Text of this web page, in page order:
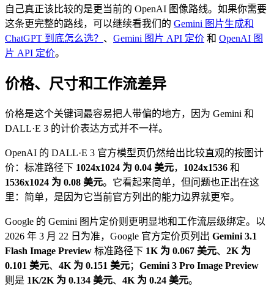
自己真正该比较的是更当前的 OpenAI 图像路线。如果你需要
这条更完整的路线，可以继续看我们的 Gemini 图片生成和
ChatGPT 到底怎么选？ 、 Gemini 图片 API 定价 和 OpenAI 图
片 API 定价。
价格、尺寸和工作流差异
价格是这个关键词最容易把人带偏的地方，因为 Gemini 和
DALL·E 3 的计价表达方式并不一样。
OpenAI 的 DALL·E 3 官方模型页仍然给出比较直观的按图计
价：标准路径下 1024x1024 为 0.04 美元， 1024x1536 和
1536x1024 为 0.08 美元。它看起来简单，但问题也正出在这
里：简单，是因为它当前官方列出的能力边界就更窄。
Google 的 Gemini 图片定价则更明显地和工作流层级绑定。以
2026 年 3 月 22 日为准，Google 官方定价页列出 Gemini 3.1
Flash Image Preview 标准路径下 1K 为 0.067 美元、 2K 为
0.101 美元、 4K 为 0.151 美元； Gemini 3 Pro Image Preview
则是 1K/2K 为 0.134 美元、 4K 为 0.24 美元。